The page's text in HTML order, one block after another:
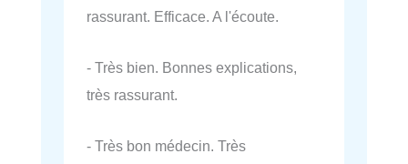
rassurant. Efficace. A l'écoute.
- Très bien. Bonnes explications,
très rassurant.
- Très bon médecin. Très